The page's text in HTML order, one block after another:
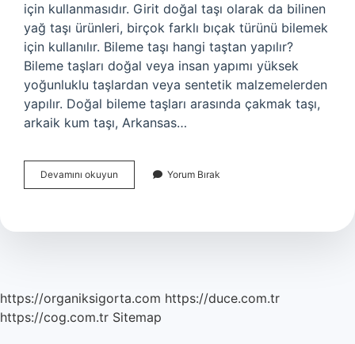
için kullanmasıdır. Girit doğal taşı olarak da bilinen
yağ taşı ürünleri, birçok farklı bıçak türünü bilemek
için kullanılır. Bileme taşı hangi taştan yapılır?
Bileme taşları doğal veya insan yapımı yüksek
yoğunluklu taşlardan veya sentetik malzemelerden
yapılır. Doğal bileme taşları arasında çakmak taşı,
arkaik kum taşı, Arkansas…
Devamını okuyun
Bilemek
Taş
Yorum Bırak
https://organiksigorta.com https://duce.com.tr
https://cog.com.tr Sitemap